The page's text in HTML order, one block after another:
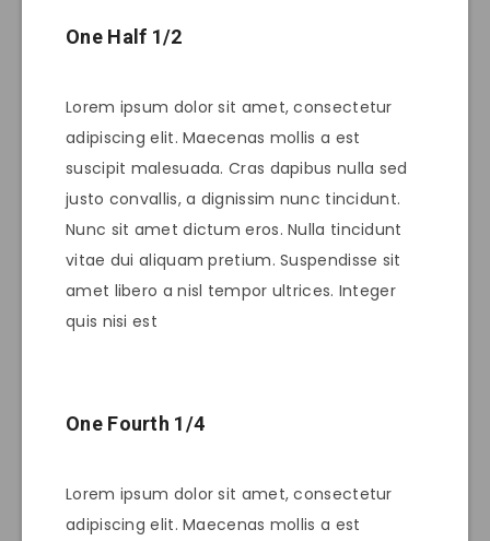
One Half 1/2
Lorem ipsum dolor sit amet, consectetur
adipiscing elit. Maecenas mollis a est
suscipit malesuada. Cras dapibus nulla sed
justo convallis, a dignissim nunc tincidunt.
Nunc sit amet dictum eros. Nulla tincidunt
vitae dui aliquam pretium. Suspendisse sit
amet libero a nisl tempor ultrices. Integer
quis nisi est
One Fourth 1/4
Lorem ipsum dolor sit amet, consectetur
adipiscing elit. Maecenas mollis a est